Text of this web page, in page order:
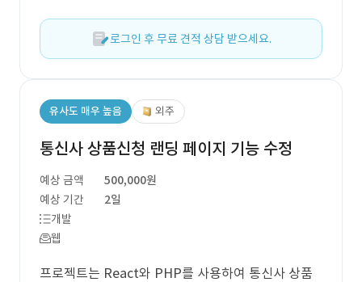
로그인 후 무료 견적 상담 받으세요.
유사도 매우 높음 외주
통신사 상품신청 랜딩 페이지 기능 수정
예상 금액
500,000원
예상 기간
2일
개발
웹
프로젝트는 React와 PHP를 사용하여 통신사 상품